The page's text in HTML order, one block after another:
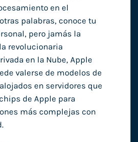
en el
palabras, conoce tu
pero jamás la
revolucionaria
en la Nube, Apple
valerse de modelos de
en servidores que
de Apple para
más complejas con